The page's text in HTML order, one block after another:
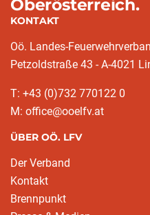
Oberösterreich.
KONTAKT
Oö. Landes-
Petzoldstraße 43 - A-4021
T: +43 (0)732 770122 0
M: office@ooelfv.at
ÜBER OÖ. LFV
Der Verband
Kontakt
Brennpunkt